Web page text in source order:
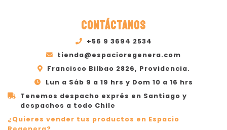
CONTÁCTANOS
+56 9 3694 2534
tienda@espacioregenera.com
Francisco Bilbao 2826, Providencia.
Lun a Sáb 9 a 19 hrs y Dom 10 a 16 hrs
Tenemos despacho exprés en Santiago y
despachos a todo Chile
¿Quieres vender tus productos en Espacio